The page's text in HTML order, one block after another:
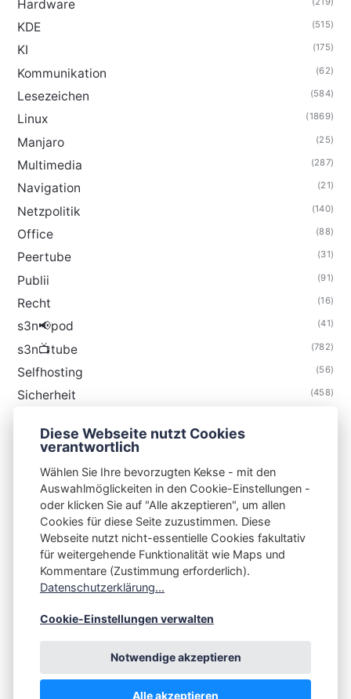
Hardware
KDE (515)
KI (175)
Kommunikation (62)
Lesezeichen (584)
Linux (1869)
Manjaro (25)
Multimedia (287)
Navigation (21)
Netzpolitik (140)
Office (88)
Peertube (31)
Publii (91)
Recht (16)
s3n📢pod (41)
s3n📺tube (782)
Selfhosting (56)
Sicherheit (458)
Thunderbird
S3N🧩NET
Integrating Open-Source Blog Network (iOSBN)
Impressum
Kontakt
Diese Webseite nutzt Cookies
verantwortlich
Wählen Sie Ihre bevorzugten Kekse - mit den
Auswahlmöglickeiten in den Cookie-Einstellungen -
oder klicken Sie auf "Alle akzeptieren", um allen
Cookies für diese Seite zuzustimmen. Diese
Webseite nutzt nicht-essentielle Cookies fakultativ
für weitergehende Funktionalität wie Maps und
Kommentare (Zustimmung erforderlich).
Datenschutzerklärung...
Cookie-Einstellungen verwalten
Notwendige akzeptieren
Alle akzeptieren